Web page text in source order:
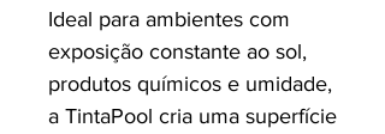
Ideal para ambientes com
exposição constante ao sol,
produtos químicos e umidade,
a TintaPool cria uma superfície